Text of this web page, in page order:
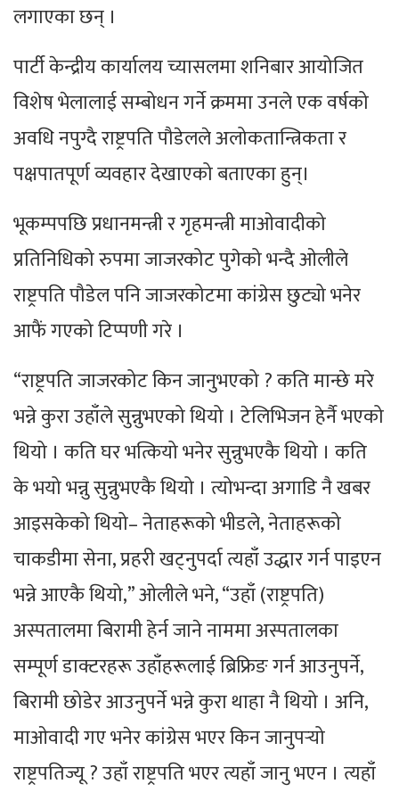
लगाएका छन् ।
पार्टी केन्द्रीय कार्यालय च्यासलमा शनिबार आयोजित
विशेष भेलालाई सम्बोधन गर्ने क्रममा उनले एक वर्षको
अवधि नपुग्दै राष्ट्रपति पौडेलले अलोकतान्त्रिकता र
पक्षपातपूर्ण व्यवहार देखाएको बताएका हुन्।
भूकम्पपछि प्रधानमन्त्री र गृहमन्त्री माओवादीको
प्रतिनिधिको रुपमा जाजरकोट पुगेको भन्दै ओलीले
राष्ट्रपति पौडेल पनि जाजरकोटमा कांग्रेस छुट्यो भनेर
आफैं गएको टिप्पणी गरे ।
“राष्ट्रपति जाजरकोट किन जानुभएको ? कति मान्छे मरे
भन्ने कुरा उहाँले सुन्नुभएको थियो । टेलिभिजन हेर्नै भएको
थियो । कति घर भत्कियो भनेर सुन्नुभएकै थियो । कति
के भयो भन्नु सुन्नुभएकै थियो । त्योभन्दा अगाडि नै खबर
आइसकेको थियो– नेताहरूको भीडले, नेताहरूको
चाकडीमा सेना, प्रहरी खट्नुपर्दा त्यहाँ उद्धार गर्न पाइएन
भन्ने आएकै थियो,” ओलीले भने, “उहाँ (राष्ट्रपति)
अस्पतालमा बिरामी हेर्न जाने नाममा अस्पतालका
सम्पूर्ण डाक्टरहरू उहाँहरूलाई ब्रिफ्रिङ गर्न आउनुपर्ने,
बिरामी छोडेर आउनुपर्ने भन्ने कुरा थाहा नै थियो । अनि,
माओवादी गए भनेर कांग्रेस भएर किन जानुपर्‍यो
राष्ट्रपतिज्यू ? उहाँ राष्ट्रपति भएर त्यहाँ जानु भएन । त्यहाँ